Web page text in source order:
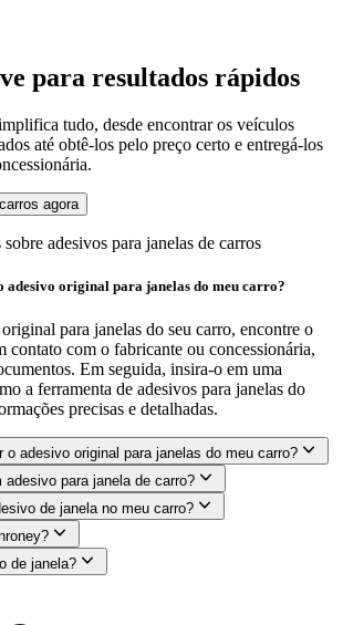
para resultados rápidos
tudo, desde encontrar os veículos
​​até obtê-los pelo preço certo e entregá-los
agora
adesivos para janelas de carros
adesivo original para janelas do meu carro?
para janelas do seu carro, encontre o
contato com o fabricante ou concessionária,
Em seguida, insira-o em uma
a ferramenta de adesivos para janelas do
precisas e detalhadas.
o adesivo original para janelas do meu carro?
adesivo para janela de carro?
de janela no meu carro?
de janela?